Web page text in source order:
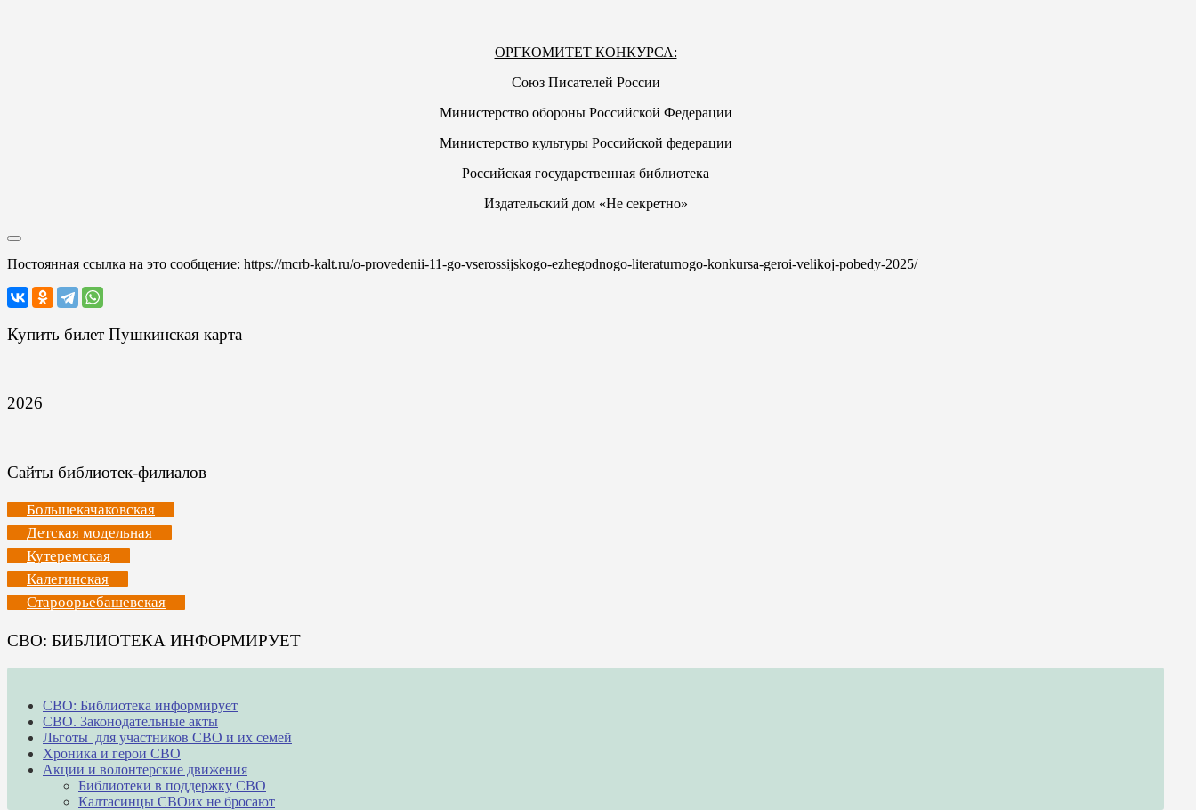
ОРГКОМИТЕТ КОНКУРСА:
Союз Писателей России
Министерство обороны Российской Федерации
Министерство культуры Российской федерации
Российская государственная библиотека
Издательский дом «Не секретно»
Постоянная ссылка на это сообщение: https://mcrb-kalt.ru/o-provedenii-11-go-vserossijskogo-ezhegodnogo-literaturnogo-konkursa-geroi-velikoj-pobedy-2025/
Купить билет Пушкинская карта
2026
Сайты библиотек-филиалов
Большекачаковская
Детская модельная
Кутеремская
Калегинская
Староорьебашевская
СВО: БИБЛИОТЕКА ИНФОРМИРУЕТ
СВО: Библиотека информирует
СВО. Законодательные акты
Льготы для участников СВО и их семей
Хроника и герои СВО
Акции и волонтерские движения
Библиотеки в поддержку СВО
Калтасинцы СВОих не бросают